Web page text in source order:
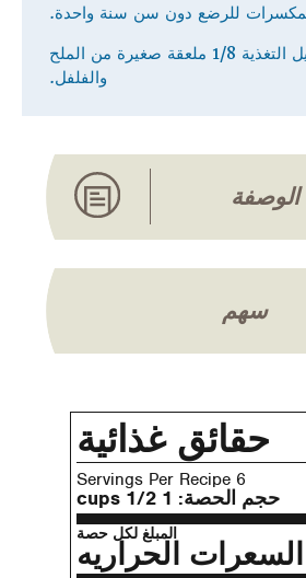
للرضع دون سن سنة واحدة.
يستخدم تحليل التغذية 1/8 ملعقة صغيرة من الملح
والفلفل.
سهم
حقائق غذائية
6 Servings Per Recipe
حجم الحصة: 1 1/2 cups
المبلغ لكل حصة
السعرات الحراريه